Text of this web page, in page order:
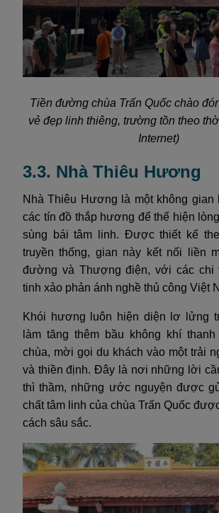
Tiền đường chùa Trấn Quốc chào
vẻ đẹp linh thiêng, trường tồn theo
Internet)
3.3. Nhà Thiêu Hương
Nhà Thiêu Hương là một không gian
các tín đồ thắp hương để thể hiện
sùng bái tâm linh. Được thiết kế
truyền thống, gian này kết nối liền
đường và Thượng điện, với các chi
tinh xảo phản ánh nghề thủ công Việt
Khói hương luôn hiện diện lơ lửng
làm tăng thêm bầu không khí
chùa, mời gọi du khách vào một trải
và thiền định. Đây là nơi những lời
thì thầm, những ước nguyện được
chất tâm linh của chùa Trấn Quốc
cách sâu sắc.